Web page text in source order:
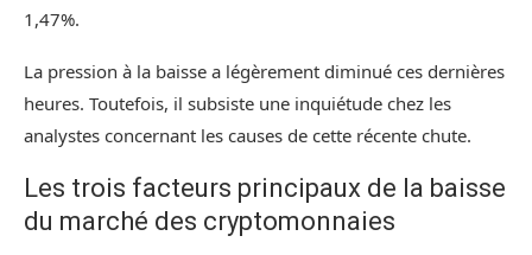
1,47%.
La pression à la baisse a légèrement diminué ces dernières
heures. Toutefois, il subsiste une inquiétude chez les
analystes concernant les causes de cette récente chute.
Les trois facteurs principaux de la baisse
du marché des cryptomonnaies